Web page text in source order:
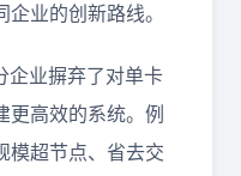
业的创新路线。
企业摒弃了对单卡
更高效的系统。例
模超节点、省去交